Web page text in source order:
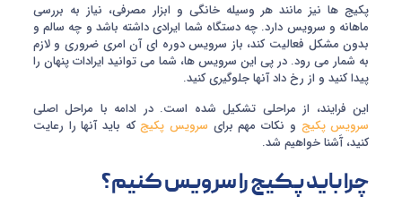
پکیج ها نیز مانند هر وسیله خانگی و ابزار مصرفی، نیاز به بررسی
ماهانه و سرویس دارد. چه دستگاه شما ایرادی داشته باشد و چه سالم و
بدون مشکل فعالیت کند، باز سرویس دوره ای آن امری ضروری و لازم
به شمار می رود. در پی این سرویس ها، شما می توانید ایرادات پنهان را
پیدا کنید و از رخ داد آنها جلوگیری کنید.
این فرایند، از مراحلی تشکیل شده است. در ادامه با مراحل اصلی
سرویس پکیج و نکات مهم برای سرویس پکیجکه باید آنها را رعایت
کنید، آَشنا خواهیم شد.
چرا باید پکیج را سرویس کنیم؟